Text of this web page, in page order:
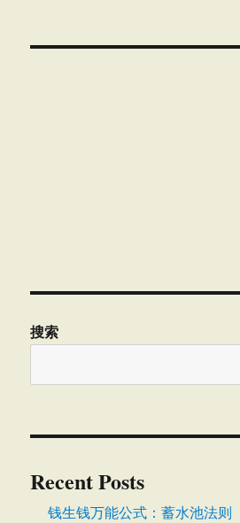
搜索
Recent Posts
钱生钱万能公式：蓄水池法则